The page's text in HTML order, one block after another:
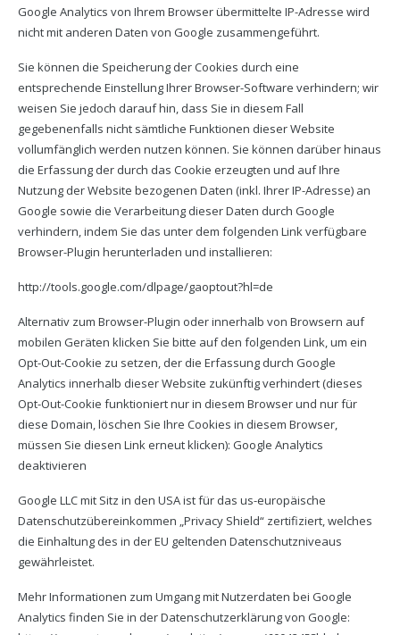
Google Analytics von Ihrem Browser übermittelte IP-Adresse wird
nicht mit anderen Daten von Google zusammengeführt.
Sie können die Speicherung der Cookies durch eine
entsprechende Einstellung Ihrer Browser-Software verhindern; wir
weisen Sie jedoch darauf hin, dass Sie in diesem Fall
gegebenenfalls nicht sämtliche Funktionen dieser Website
vollumfänglich werden nutzen können. Sie können darüber hinaus
die Erfassung der durch das Cookie erzeugten und auf Ihre
Nutzung der Website bezogenen Daten (inkl. Ihrer IP-Adresse) an
Google sowie die Verarbeitung dieser Daten durch Google
verhindern, indem Sie das unter dem folgenden Link verfügbare
Browser-Plugin herunterladen und installieren:
http://tools.google.com/dlpage/gaoptout?hl=de
Alternativ zum Browser-Plugin oder innerhalb von Browsern auf
mobilen Geräten klicken Sie bitte auf den folgenden Link, um ein
Opt-Out-Cookie zu setzen, der die Erfassung durch Google
Analytics innerhalb dieser Website zukünftig verhindert (dieses
Opt-Out-Cookie funktioniert nur in diesem Browser und nur für
diese Domain, löschen Sie Ihre Cookies in diesem Browser,
müssen Sie diesen Link erneut klicken): Google Analytics
deaktivieren
Google LLC mit Sitz in den USA ist für das us-europäische
Datenschutzübereinkommen „Privacy Shield“ zertifiziert, welches
die Einhaltung des in der EU geltenden Datenschutzniveaus
gewährleistet.
Mehr Informationen zum Umgang mit Nutzerdaten bei Google
Analytics finden Sie in der Datenschutzerklärung von Google: